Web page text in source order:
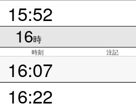
15:52
16時
時刻 注記
16:07
16:22